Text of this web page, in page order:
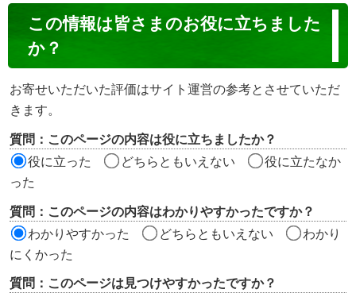
ン
ン
ツ
評
価
ア
この情報は皆さまのお役に立ちました
か？
お寄せいただいた評価はサイト運営の参考とさせていただ
きます。
質問：このページの内容は役に立ちましたか？
役に立った
どちらともいえない
役に立たなか
った
質問：このページの内容はわかりやすかったですか？
わかりやすかった
どちらともいえない
わかり
にくかった
質問：このページは見つけやすかったですか？